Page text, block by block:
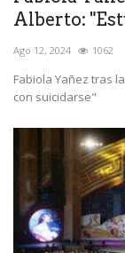
Alberto:
Ago 12, 2024 1062
Fabiola Yañez tras
con suicidarse"